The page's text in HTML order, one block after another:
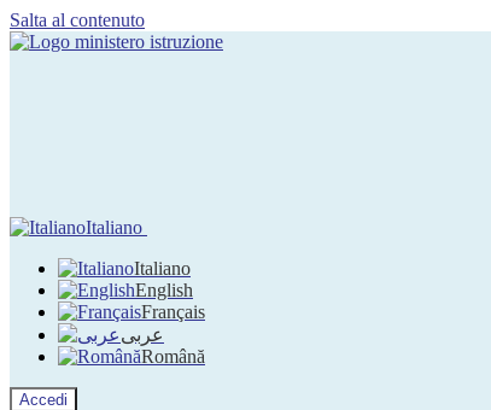
Salta al contenuto
Italiano
Italiano
English
Français
عربى
Română
Accedi